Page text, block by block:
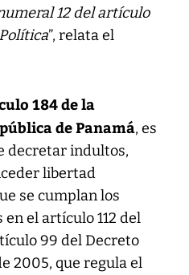
12 del artículo
”, relata el
184 de la
de Panamá, es
decretar indultos,
libertad
se cumplan los
el artículo 112 del
99 del Decreto
2005, que regula el